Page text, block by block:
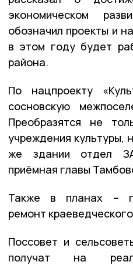
экономическом
обозначил проекты и
в этом году будет
района.
По нацпроекту
сосновскую
Преобразятся не
учреждения культуры,
же здании отдел
приёмная главы
Также в планах –
ремонт
Поссовет и
получат на